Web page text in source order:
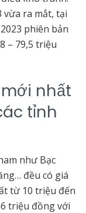
vừa ra mắt, tại
phiên bản
– 79,5 triệu
nhất
tỉnh
như Bạc
đều có giá
từ 10 triệu đến
triệu đồng với